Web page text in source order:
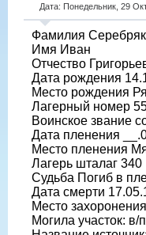
Дата: Понедельник, 29
Фамилия
Имя Иван
Отчество
Дата рождения
Место рождения
Лагерный номер
Воинское звание
Дата пленения
Место пленения
Лагерь шталаг 340
Судьба Погиб в
Дата смерти
Место
Могила участок: в/